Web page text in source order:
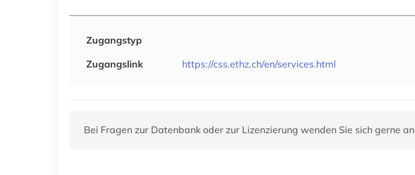
Zugangstyp
Zugangslink
https://css.ethz.ch/en/services.html
Bei Fragen zur Datenbank oder zur Lizenzierung wenden Sie sich gerne an